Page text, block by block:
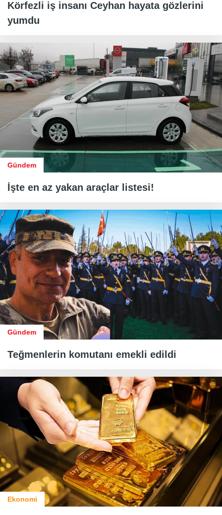
Körfezli iş insanı Ceyhan hayata gözlerini
yumdu
Gündem
İşte en az yakan araçlar listesi!
Gündem
Teğmenlerin komutanı emekli edildi
Ekonomi